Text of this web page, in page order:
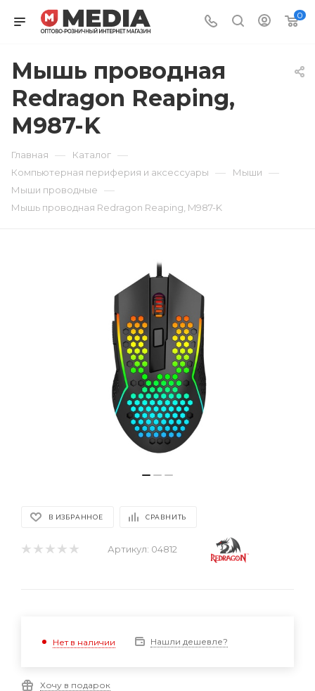
0
Мышь проводная
Redragon Reaping,
M987-K
Главная — Каталог —
Компьютерная периферия и аксессуары — Мыши —
Мыши проводные —
Мышь проводная Redragon Reaping, M987-K
В ИЗБРАННОЕ СРАВНИТЬ
Артикул: 04812
Нет в наличии Нашли дешевле?
Хочу в подарок